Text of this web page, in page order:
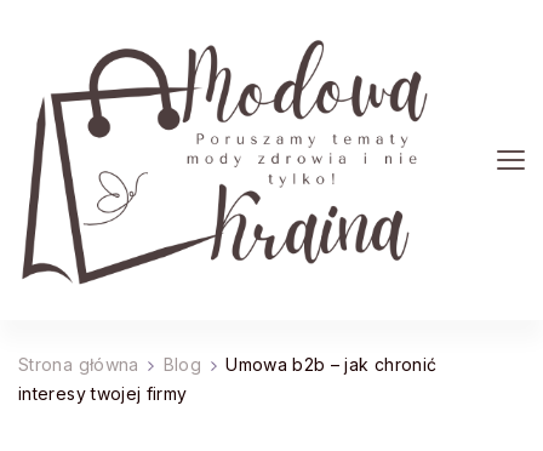
Strona główna Blog
Umowa b2b – jak chronić
interesy twojej firmy